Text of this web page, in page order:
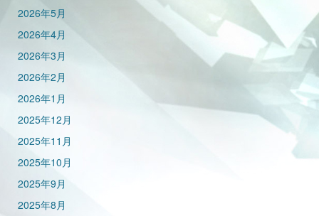
2026年5月
2026年4月
2026年3月
2026年2月
2026年1月
2025年12月
2025年11月
2025年10月
2025年9月
2025年8月